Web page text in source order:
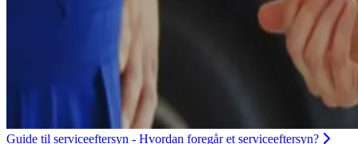
Guide til serviceeftersyn - Hvordan foregår et serviceeftersyn?